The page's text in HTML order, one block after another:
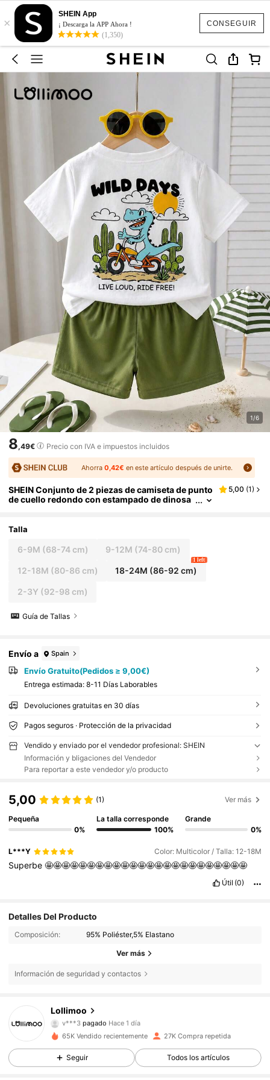
CONSEGUIR
×
SHEIN App
¡ Descarga la APP Ahora !
(1,350)
1/6
8,49€ Precio con IVA e impuestos incluidos
Ahorra0,42€ en este artículo después de unirte.
SHEIN Conjunto de 2 piezas de camiseta de punto
de cuello redondo con estampado de dinosa
l de verano para playa y deportes
5,00 (1)
Talla
6-9M (68-74 cm) 9-12M (74-80 cm)
12-18M (80-86 cm) 18-24M (86-92 cm)
1 left
2-3Y (92-98 cm)
Guía de Tallas
Envío a Spain
Envío Gratuito(Pedidos ≥ 9,00€)
Entrega estimada: 8-11 Días Laborables
Devoluciones gratuitas en 30 días
Pagos seguros · Protección de la privacidad
Vendido y enviado por el vendedor profesional: SHEIN
Información y bligaciones del Vendedor
Para reportar a este vendedor y/o producto
5,00 (1) Ver más
Pequeña
0%
La talla corresponde
100%
Grande
0%
L***Y Color: Multicolor / Talla: 12-18M
Superbe🤩🤩🤩🤩🤩🤩🤩🤩🤩🤩🤩🤩🤩🤩🤩🤩🤩🤩🤩🤩🤩🤩🤩🤩
Útil (0)
Detalles Del Producto
Composición: 95% Poliéster,5% Elastano
Ver más
Información de seguridad y contactos
Lollimoo
4,87
28K Seguidores
v***3 pagado
m***4seguido hace Hace 1 día
4,87 28K Seguidores
65K Vendido recientemente 27K Compra repetida
Seguir Todos los artículos